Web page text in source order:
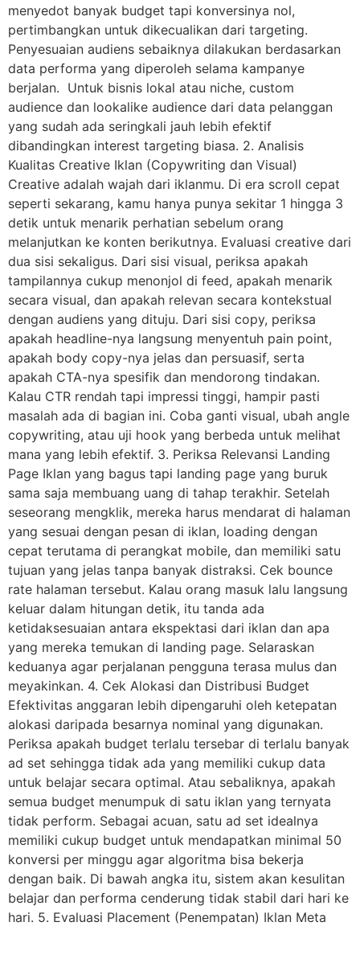
menyedot banyak budget tapi konversinya nol,
pertimbangkan untuk dikecualikan dari targeting.
Penyesuaian audiens sebaiknya dilakukan berdasarkan
data performa yang diperoleh selama kampanye
berjalan. Untuk bisnis lokal atau niche, custom
audience dan lookalike audience dari data pelanggan
yang sudah ada seringkali jauh lebih efektif
dibandingkan interest targeting biasa. 2. Analisis
Kualitas Creative Iklan (Copywriting dan Visual)
Creative adalah wajah dari iklanmu. Di era scroll cepat
seperti sekarang, kamu hanya punya sekitar 1 hingga 3
detik untuk menarik perhatian sebelum orang
melanjutkan ke konten berikutnya. Evaluasi creative dari
dua sisi sekaligus. Dari sisi visual, periksa apakah
tampilannya cukup menonjol di feed, apakah menarik
secara visual, dan apakah relevan secara kontekstual
dengan audiens yang dituju. Dari sisi copy, periksa
apakah headline-nya langsung menyentuh pain point,
apakah body copy-nya jelas dan persuasif, serta
apakah CTA-nya spesifik dan mendorong tindakan.
Kalau CTR rendah tapi impressi tinggi, hampir pasti
masalah ada di bagian ini. Coba ganti visual, ubah angle
copywriting, atau uji hook yang berbeda untuk melihat
mana yang lebih efektif. 3. Periksa Relevansi Landing
Page Iklan yang bagus tapi landing page yang buruk
sama saja membuang uang di tahap terakhir. Setelah
seseorang mengklik, mereka harus mendarat di halaman
yang sesuai dengan pesan di iklan, loading dengan
cepat terutama di perangkat mobile, dan memiliki satu
tujuan yang jelas tanpa banyak distraksi. Cek bounce
rate halaman tersebut. Kalau orang masuk lalu langsung
keluar dalam hitungan detik, itu tanda ada
ketidaksesuaian antara ekspektasi dari iklan dan apa
yang mereka temukan di landing page. Selaraskan
keduanya agar perjalanan pengguna terasa mulus dan
meyakinkan. 4. Cek Alokasi dan Distribusi Budget
Efektivitas anggaran lebih dipengaruhi oleh ketepatan
alokasi daripada besarnya nominal yang digunakan.
Periksa apakah budget terlalu tersebar di terlalu banyak
ad set sehingga tidak ada yang memiliki cukup data
untuk belajar secara optimal. Atau sebaliknya, apakah
semua budget menumpuk di satu iklan yang ternyata
tidak perform. Sebagai acuan, satu ad set idealnya
memiliki cukup budget untuk mendapatkan minimal 50
konversi per minggu agar algoritma bisa bekerja
dengan baik. Di bawah angka itu, sistem akan kesulitan
belajar dan performa cenderung tidak stabil dari hari ke
hari. 5. Evaluasi Placement (Penempatan) Iklan Meta